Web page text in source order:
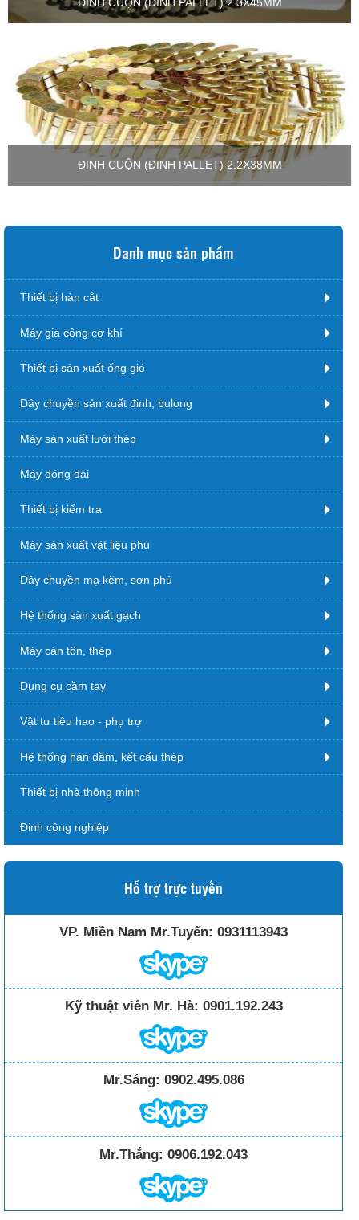
ĐINH CUỘN (ĐINH PALLET) 2.2X38MM
Danh mục sản phẩm
Thiết bị hàn cắt
Máy gia công cơ khí
Thiết bị sản xuất ống gió
Dây chuyền sản xuất đinh, bulong
Máy sản xuất lưới thép
Máy đóng đai
Thiết bị kiểm tra
Máy sản xuất vật liệu phủ
Dây chuyền mạ kẽm, sơn phủ
Hệ thống sản xuất gạch
Máy cán tôn, thép
Dụng cụ cầm tay
Vật tư tiêu hao - phụ trợ
Hệ thống hàn dầm, kết cấu thép
Thiết bị nhà thông minh
Đinh công nghiệp
Hỗ trợ trực tuyến
VP. Miền Nam Mr.Tuyến: 0931113943
Kỹ thuật viên Mr. Hà: 0901.192.243
Mr.Sáng: 0902.495.086
Mr.Thắng: 0906.192.043